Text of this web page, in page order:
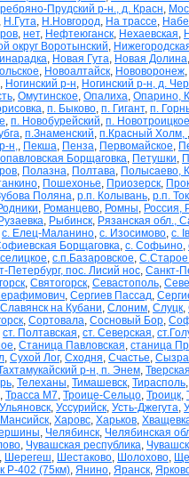
Прудский р-н., д. Красн,
, Н.Гута, Н.Новгород, На трассе,
, нет, Нефтеюганск, Нехаевская,
округ Воротынский,
, Новая Гута, Новая Долина
, Новоалтайск, Нововоронеж,
, Ногинский р-н, Ногинский р-н, д.
, Омутинское, Опалиха, Опарино,
, п. Быково, п. Гигант, п.
, п. Новобурейский, п.
, п.Знаменский, п.Красный Холм,
н,, Пекша, Пенза, Первомайское,
Борщаговка, Петушки,
, Полазна, Полтава, Полысаево,
, Пошехонье, Приозерск,
Поляна, р.п. Колывань, р.п.
, Романцево, Ромны, Россия,
Рузаевка, Рыбинск, Рязанская обл.,
с. Елец-Маланино, с. Изосимово, с.
Борщаговка, с. Софьино,
, с.п.Базаровское,
Петербург, пос. Лисий нос, Санкт-
, Святогорск, Севастополь,
, Сергиев Пассад,
Славянск на Кубани, Слоним, Слуцк,
, Сортовала, Сосновый Бор,
ст. Полтавская, ст. Северская,
, Станица Павловская, станица
, Сухой Лог, Сходня, Счастье,
р-н, п. Энем,
, Телеханы, Тимашевск, Тирасполь
, Трасса М7, Троице-Сельцо, Троицк,
Ульяновск, Уссурийск, Усть-Джегута,
, Харовс, Харьков,
, Челябинск, Челябинская
, Чувашская республика,
, Шерегеш, Шестаково, Шолохово,
Р-402 (75км), Янино, Яранск,